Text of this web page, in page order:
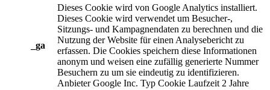
_ga
Dieses Cookie wird von Google Analytics installiert.
Dieses Cookie wird verwendet um Besucher-,
Sitzungs- und Kampagnendaten zu berechnen und die
Nutzung der Website für einen Analysebericht zu
erfassen. Die Cookies speichern diese Informationen
anonym und weisen eine zufällig generierte Nummer
Besuchern zu um sie eindeutig zu identifizieren.
Anbieter Google Inc. Typ Cookie Laufzeit 2 Jahre